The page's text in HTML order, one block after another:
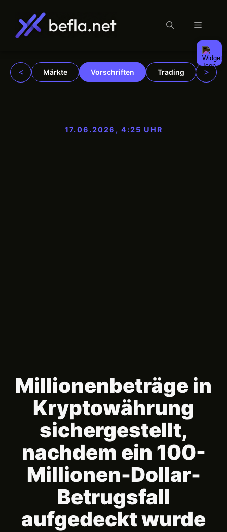
springen
Menü
< Märkte Vorschriften Trading >
17.06.2026, 4:25 UHR
Millionenbeträge in
Kryptowährung
sichergestellt,
nachdem ein 100-
Millionen-Dollar-
Betrugsfall
aufgedeckt wurde